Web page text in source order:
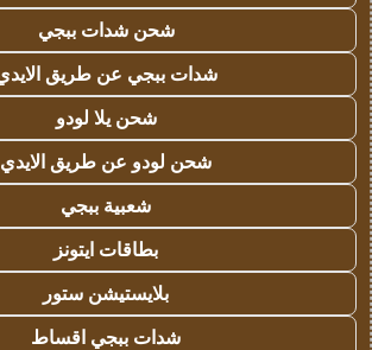
شحن شدات ببجي
شدات ببجي عن طريق
شحن يلا لودو
شحن لودو عن طريق الايدي
شعبية ببجي
بطاقات ايتونز
بلايستيشن ستور
شدات ببجي اقساط